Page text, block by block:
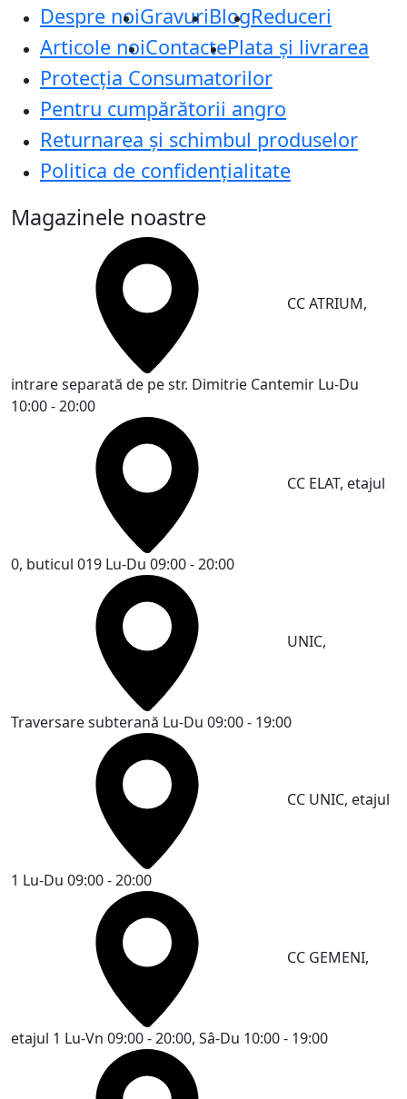
Despre noiGravuriBlogReduceri
Articole noiContactePlata și livrarea
Protecţia Consumatorilor
Pentru cumpărătorii angro
Returnarea și schimbul produselor
Politica de confidențialitate
Magazinele noastre
CC ATRIUM,
intrare separată de pe str. Dimitrie Cantemir Lu-Du
10:00 - 20:00
CC ELAT, etajul
0, buticul 019 Lu-Du 09:00 - 20:00
UNIC,
Traversare subterană Lu-Du 09:00 - 19:00
CC UNIC, etajul
1 Lu-Du 09:00 - 20:00
CC GEMENI,
etajul 1 Lu-Vn 09:00 - 20:00, Sâ-Du 10:00 - 19:00